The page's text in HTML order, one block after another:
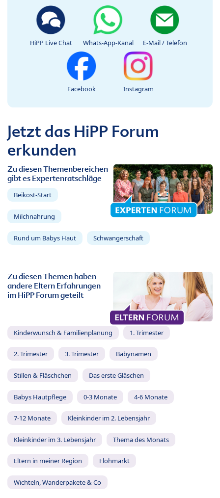
HiPP Live Chat Whats-App-Kanal E-Mail / Telefon
Facebook Instagram
Jetzt das HiPP Forum
erkunden
Zu diesen Themenbereichen
gibt es Expertenratschläge
Beikost-Start
Milchnahrung
Rund um Babys Haut Schwangerschaft
Zu diesen Themen haben
andere Eltern Erfahrungen
im HiPP Forum geteilt
Kinderwunsch & Familienplanung 1. Trimester
2. Trimester 3. Trimester Babynamen
Stillen & Fläschchen Das erste Gläschen
Babys Hautpflege 0-3 Monate 4-6 Monate
7-12 Monate Kleinkinder im 2. Lebensjahr
Kleinkinder im 3. Lebensjahr Thema des Monats
Eltern in meiner Region Flohmarkt
Wichteln, Wanderpakete & Co